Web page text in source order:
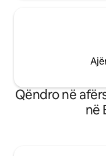
Qëndro në
në